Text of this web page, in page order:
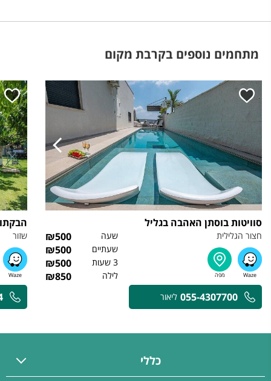
מתחמים נוספים בקרבת מקום
סוויטות בוסתן האהבה בגליל
חצור הגלילית שעה ₪500
שעתיים ₪500
3 שעות ₪500
לילה ₪850
055-4307700 ליאור
שזור
כללי